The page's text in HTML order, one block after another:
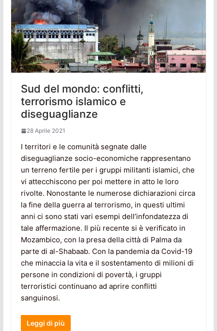
Sud del mondo: conflitti,
terrorismo islamico e
diseguaglianze
28 Aprile 2021
I territori e le comunità segnate dalle
diseguaglianze socio-economiche rappresentano
un terreno fertile per i gruppi militanti islamici, che
vi attecchiscono per poi mettere in atto le loro
rivolte. Nonostante le numerose dichiarazioni circa
la fine della guerra al terrorismo, in questi ultimi
anni ci sono stati vari esempi dell’infondatezza di
tale affermazione. Il più recente si è verificato in
Mozambico, con la presa della città di Palma da
parte di al-Shabaab. Con la pandemia da Covid-19
che minaccia la vita e il sostentamento di milioni di
persone in condizioni di povertà, i gruppi
terroristici continuano ad aprire conflitti
sanguinosi.
Leggi di più